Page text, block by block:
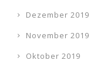
Dezember 2019
November 2019
Oktober 2019